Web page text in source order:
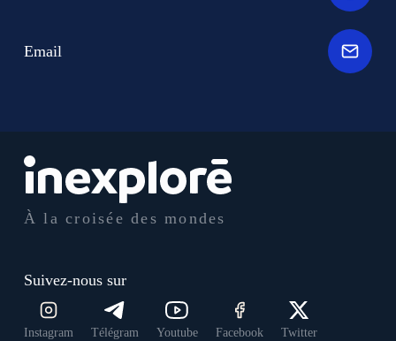
À la croisée des mondes
Suivez-nous sur
Instagram Télégram Youtube Facebook Twitter
Email